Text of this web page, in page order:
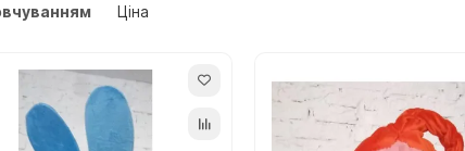
Ціна